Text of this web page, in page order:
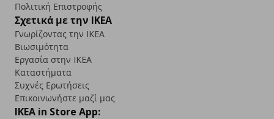
Πολιτική Επιστροφής
Σχετικά με την IKEA
Γνωρίζοντας την IKEA
Βιωσιμότητα
Εργασία στην IKEA
Καταστήματα
Συχνές Ερωτήσεις
Επικοινωνήστε μαζί μας
IKEA in Store App: